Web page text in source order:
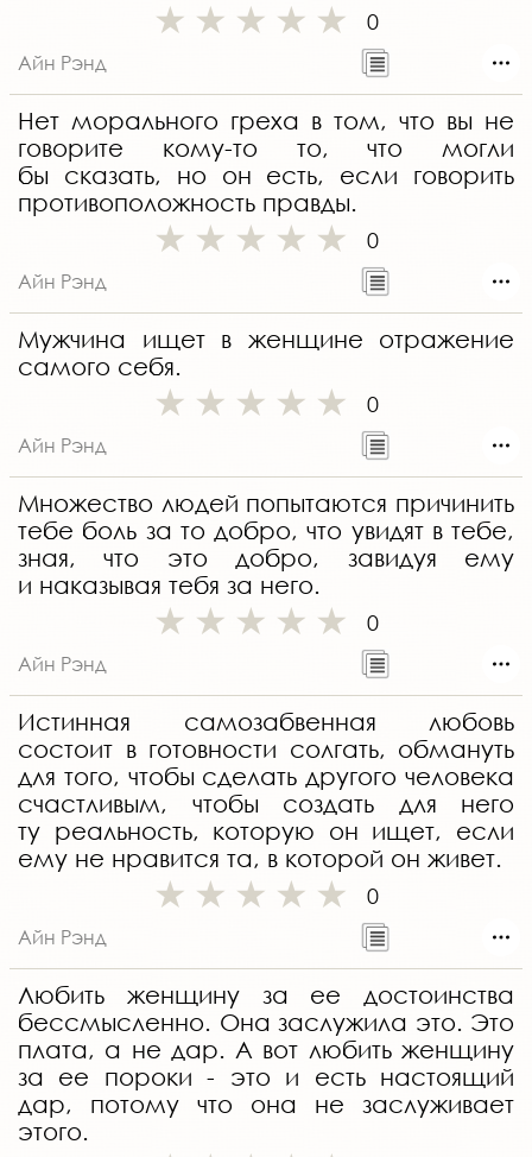
0
Айн Рэнд
Нет морального греха в том, что вы не
говорите кому-то то, что могли
бы сказать, но он есть, если говорить
противоположность правды.
0
Айн Рэнд
Мужчина ищет в женщине отражение
самого себя.
0
Айн Рэнд
Множество людей попытаются причинить
тебе боль за то добро, что увидят в тебе,
зная, что это добро, завидуя ему
и наказывая тебя за него.
0
Айн Рэнд
Истинная самозабвенная любовь
состоит в готовности солгать, обмануть
для того, чтобы сделать другого человека
счастливым, чтобы создать для него
ту реальность, которую он ищет, если
ему не нравится та, в которой он живет.
0
Айн Рэнд
Любить женщину за ее достоинства
бессмысленно. Она заслужила это. Это
плата, а не дар. А вот любить женщину
за ее пороки - это и есть настоящий
дар, потому что она не заслуживает
этого.